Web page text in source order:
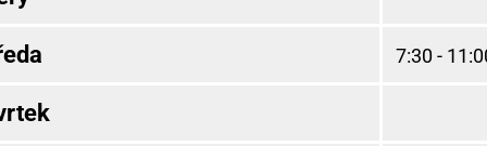
7:30 -